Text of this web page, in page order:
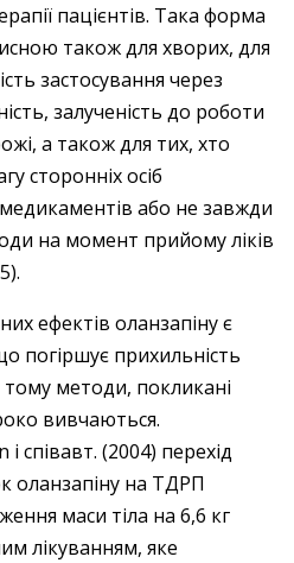
пацієнтів. Така форма
також для хворих, для
застосування через
залученість до роботи
а також для тих, хто
сторонніх осіб
або не завжди
на момент прийому ліків
ефектів оланзапіну є
погіршує прихильність
тому методи, покликані
вивчаються.
співавт. (2004) перехід
оланзапіну на ТДРП
маси тіла на 6,6 кг
лікуванням, яке